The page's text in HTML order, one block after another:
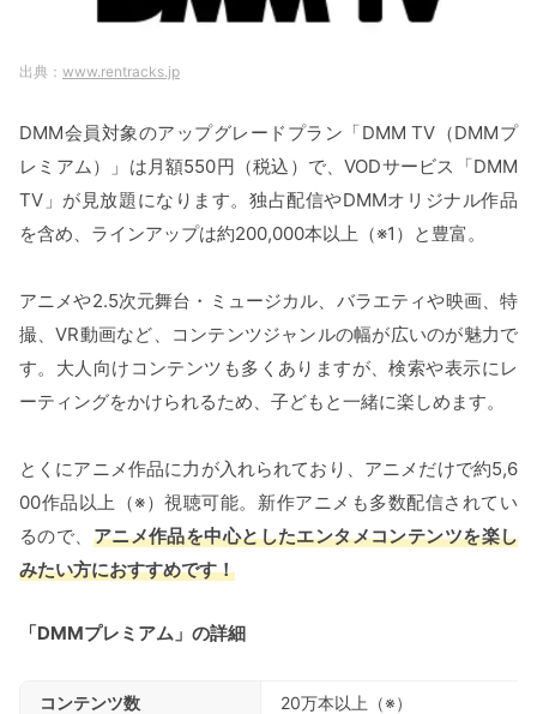
www.rentracks.jp
DMM会員対象のアップグレードプラン「DMM TV（DMMプ
レミアム）」は月額550円（税込）で、VODサービス「DMM
TV」が見放題になります。独占配信やDMMオリジナル作品
を含め、ラインアップは約200,000本以上（※1）と豊富。
アニメや2.5次元舞台・ミュージカル、バラエティや映画、特
撮、VR動画など、コンテンツジャンルの幅が広いのが魅力で
す。大人向けコンテンツも多くありますが、検索や表示にレ
ーティングをかけられるため、子どもと一緒に楽しめます。
とくにアニメ作品に力が入れられており、アニメだけで約5,6
00作品以上（※）視聴可能。新作アニメも多数配信されてい
るので、 アニメ作品を中心としたエンタメコンテンツを楽し
みたい方におすすめです！
「DMMプレミアム」の詳細
コンテンツ数 20万本以上（※）